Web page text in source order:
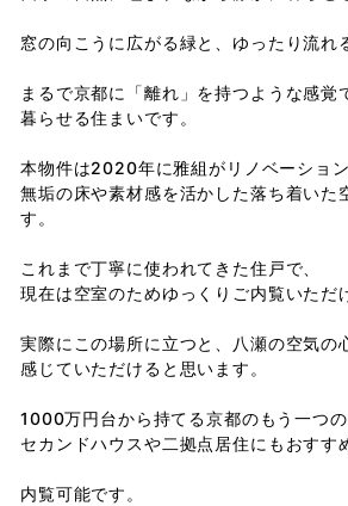
窓の向こうに広がる緑と、ゆったり流れ
まるで京都に「離れ」を持つような感覚
暮らせる住まいです。
本物件は2020年に雅組がリノベーション
無垢の床や素材感を活かした落ち着いた
す。
これまで丁寧に使われてきた住戸で、
現在は空室のためゆっくりご内覧いただ
実際にこの場所に立つと、八瀬の空気の
感じていただけると思います。
1000万円台から持てる京都のもう一つの
セカンドハウスや二拠点居住にもおすす
内覧可能です。